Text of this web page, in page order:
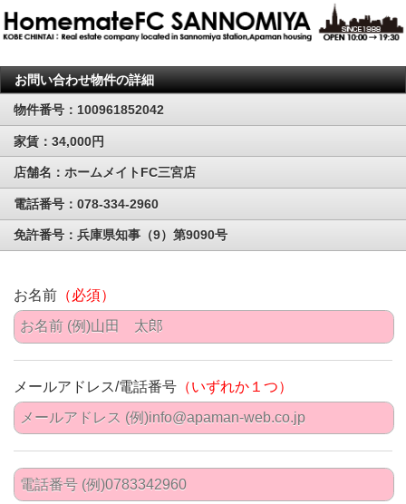
お問い合わせ物件の詳細
物件番号：100961852042
家賃：34,000円
店舗名：ホームメイトFC三宮店
電話番号：078-334-2960
免許番号：兵庫県知事（9）第9090号
お名前 （必須）
メールアドレス/電話番号 （いずれか１つ）